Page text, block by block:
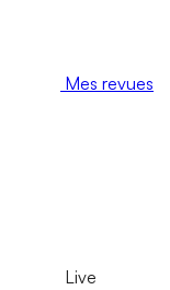
Mes revues
Live